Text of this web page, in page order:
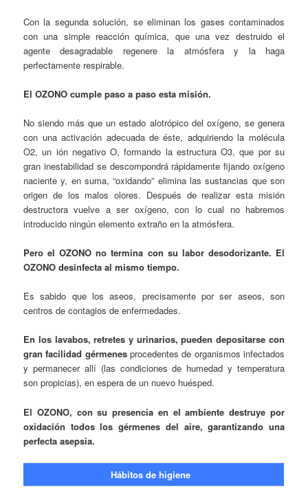
Con la segunda solución, se eliminan los gases contaminados
con una simple reacción química, que una vez destruido el
agente desagradable regenere la atmósfera y la haga
perfectamente respirable.
El OZONO cumple paso a paso esta misión.
No siendo más que un estado alotrópico del oxígeno, se genera
con una activación adecuada de éste, adquiriendo la molécula
O2, un ión negativo O, formando la estructura O3, que por su
gran inestabilidad se descompondrá rápidamente fijando oxígeno
naciente y, en suma, “oxidando” elimina las sustancias que son
origen de los malos olores. Después de realizar esta misión
destructora vuelve a ser oxígeno, con lo cual no habremos
introducido ningún elemento extraño en la atmósfera.
Pero el OZONO no termina con su labor desodorizante. El
OZONO desinfecta al mismo tiempo.
Es sabido que los aseos, precisamente por ser aseos, son
centros de contagios de enfermedades.
En los lavabos, retretes y urinarios, pueden depositarse con
gran facilidad gérmenesprocedentes de organismos infectados
y permanecer allí (las condiciones de humedad y temperatura
son propicias), en espera de un nuevo huésped.
El OZONO, con su presencia en el ambiente destruye por
oxidación todos los gérmenes del aire, garantizando una
perfecta asepsia.
Hábitos de higiene